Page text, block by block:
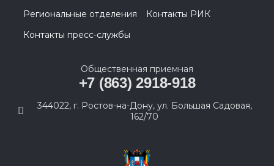
Региональные отделения
Контакты РИК
Контакты пресс-службы
Общественная приемная
+7 (863) 2918-918
344022, г. Ростов-на-Дону, ул. Большая Садовая,
162/70